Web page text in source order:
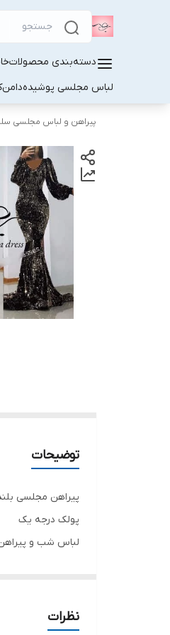
دسته‌بندی محصولات
لباس مجلسی پوشیدهدامن
پیراهن و لباس مجلسی
توضیحات
پیراهن مجلسی
پولک درجه یک
لباس شب و
برای سفارش از
نظرات